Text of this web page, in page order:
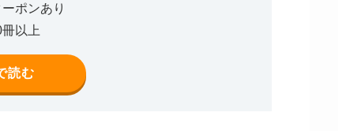
ポンあり
以上
読む